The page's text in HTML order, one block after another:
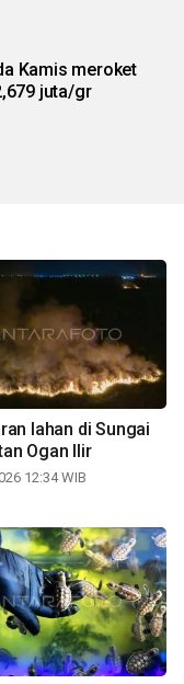
Kamis meroket
juta/gr
lahan di Sungai
Ogan Ilir
12:34 WIB